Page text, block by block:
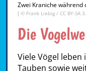
Zwei Kraniche während
[ © Frank Liebig / CC BY-SA
Die
Viele Vögel
Tauben sowie